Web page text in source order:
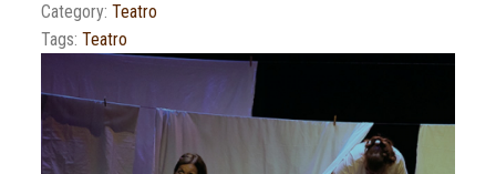
Category:Teatro
Tags:Teatro